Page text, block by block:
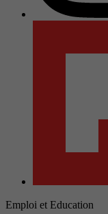
Emploi et Education